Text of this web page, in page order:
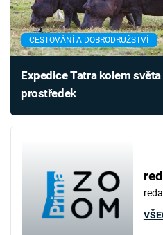
CESTOVÁNÍ A DOBRODRUŽSTVÍ
Expedice Tatra kolem
prostředek